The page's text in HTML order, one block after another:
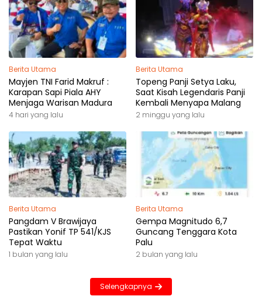
Berita Utama
Mayjen TNI Farid Makruf :
Karapan Sapi Piala AHY
Menjaga Warisan Madura
4 hari yang lalu
Berita Utama
Topeng Panji Setya Laku,
Saat Kisah Legendaris Panji
Kembali Menyapa Malang
2 minggu yang lalu
Berita Utama
Pangdam V Brawijaya
Pastikan Yonif TP 541/KJS
Tepat Waktu
1 bulan yang lalu
Berita Utama
Gempa Magnitudo 6,7
Guncang Tenggara Kota
Palu
2 bulan yang lalu
Selengkapnya